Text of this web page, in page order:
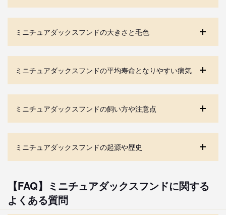
ミニチュアダックスフンドの大きさと毛色
ミニチュアダックスフンドの平均寿命となりやすい病気
ミニチュアダックスフンドの飼い方や注意点
ミニチュアダックスフンドの起源や歴史
【FAQ】ミニチュアダックスフンドに関する
よくある質問